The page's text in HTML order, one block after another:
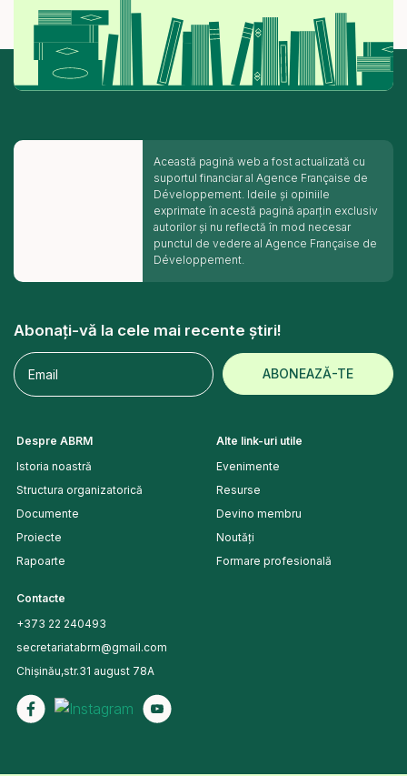
Această pagină web a fost actualizată cu
suportul financiar al Agence Française de
Développement. Ideile și opiniile
exprimate în acestă pagină aparțin exclusiv
autorilor și nu reflectă în mod necesar
punctul de vedere al Agence Française de
Développement.
Abonați-vă la cele mai recente știri!
Despre ABRM
Istoria noastră
Structura organizatorică
Documente
Proiecte
Rapoarte
Alte link-uri utile
Evenimente
Resurse
Devino membru
Noutăți
Formare profesională
Contacte
+373 22 240493
secretariatabrm@gmail.com
Chișinău,str.31 august 78A